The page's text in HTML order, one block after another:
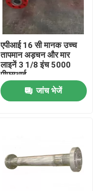
एपीआई 16 सी मानक उच्च
तापमान अड़चन और मार
लाइनें 3 1/8 इंच 5000
पीएसआई
जांच भेजें